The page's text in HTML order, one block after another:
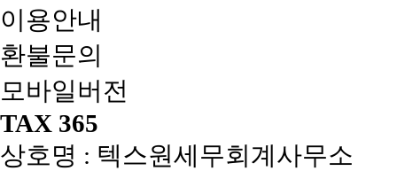
이용안내
환불문의
모바일버전
TAX 365
상호명 : 텍스원세무회계사무소